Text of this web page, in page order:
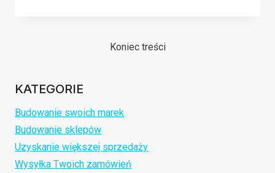
Koniec treści
KATEGORIE
Budowanie swoich marek
Budowanie sklepów
Uzyskanie większej sprzedaży
Wysyłka Twoich zamówień